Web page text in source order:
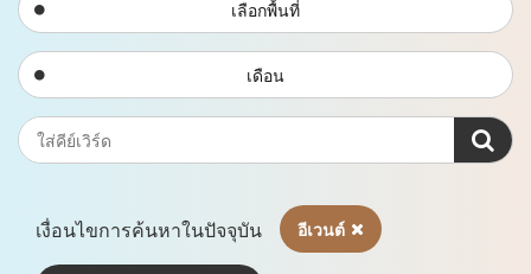
เลือกพื้นที่
เดือน
เงื่อนไขการค้นหาในปัจจุบัน อีเวนต์